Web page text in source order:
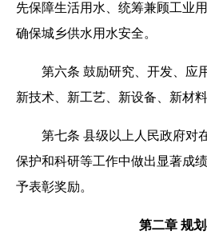
先保障生活用水、统筹兼顾工业
确保城乡供水用水安全。
第六条 鼓励研究、开发、应
新技术、新工艺、新设备、新材料
第七条 县级以上人民政府对
保护和科研等工作中做出显著成
予表彰奖励。
第二章 规